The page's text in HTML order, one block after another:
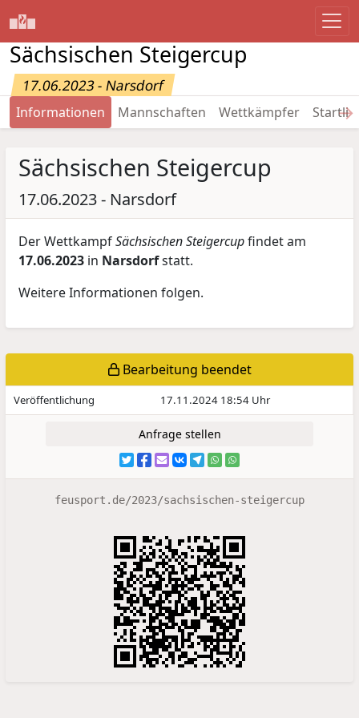
Sächsischen Steigercup
17.06.2023 - Narsdorf
Informationen Mannschaften Wettkämpfer →
Sächsischen Steigercup
17.06.2023 - Narsdorf
Der WettkampfSächsischen Steigercupfindet am
17.06.2023 in Narsdorfstatt.
Weitere Informationen folgen.
Bearbeitung beendet
Veröffentlichung 17.11.2024 18:54 Uhr
Anfrage stellen
feusport.de/2023/sachsischen-steigercup